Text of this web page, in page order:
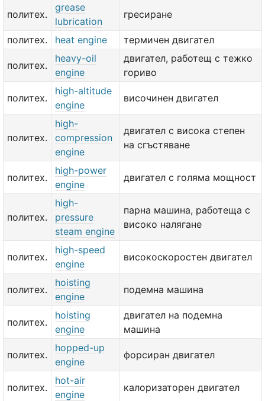
политех.
grease
lubrication
гресиране
политех. heat engine термичен двигател
политех.
heavy-oil
engine
двигател, работещ с тежко
гориво
политех.
high-altitude
engine
височинен двигател
политех.
high-
compression
engine
двигател с висока степен
на сгъстяване
политех.
high-power
engine
двигател с голяма мощност
политех.
high-
pressure
steam engine
парна машина, работеща с
високо налягане
политех.
high-speed
engine
високоскоростен двигател
политех.
hoisting
engine
подемна машина
политех.
hoisting
engine
двигател на подемна
машина
политех.
hopped-up
engine
форсиран двигател
политех.
hot-air
engine
калоризаторен двигател